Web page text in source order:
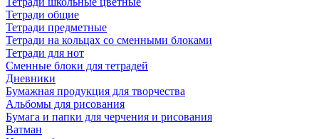
Тетради общие
Тетради предметные
Тетради на кольцах со сменными блоками
Тетради для нот
Сменные блоки для тетрадей
Дневники
Бумажная продукция для творчества
Альбомы для рисования
Бумага и папки для черчения и рисования
Ватман